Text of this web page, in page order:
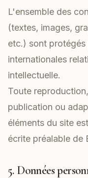
L'ensemble des
(textes, images,
etc.) sont
internationales
intellectuelle.
Toute
publication ou
éléments du site
écrite préalable de
5. Données